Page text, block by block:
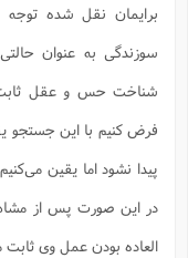
برایمان نقل شده توجه
سوزندگی به عنوان
شناخت حس و عقل ثابت
فرض کنیم با این جستجو
پیدا نشود اما یقین
در این صورت پس از
العاده بودن عمل وی